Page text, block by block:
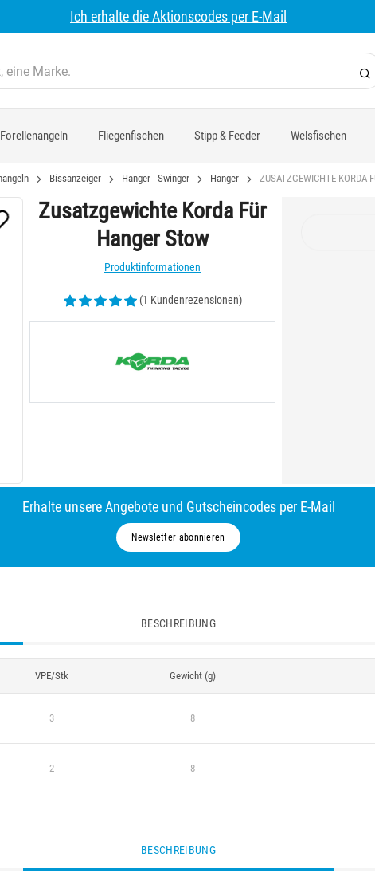
Ich erhalte die Aktionscodes per E-Mail
Forellenangeln Fliegenfischen Stipp & Feeder Welsfischen
Bissanzeiger Hanger - Swinger Hanger ZUSATZGEWICHTE KORDA
Zusatzgewichte Korda Für
Hanger Stow
Produktinformationen
(1 Kundenrezensionen)
Erhalte unsere Angebote und Gutscheincodes per E-Mail
Newsletter abonnieren
BESCHREIBUNG
VPE/Stk Gewicht (g)
3 8
2 8
BESCHREIBUNG